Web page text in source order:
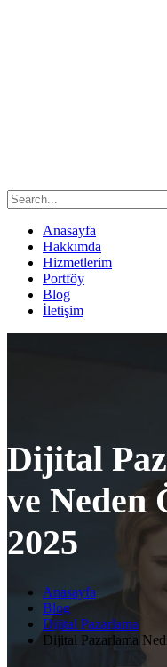
Anasayfa
Hakkımda
Hizmetlerim
Portföy
Blog
İletişim
Dijital
ve Neden
2025
Anasayfa
Blog
Dijital Pazarlama
Dijital Pazarlama